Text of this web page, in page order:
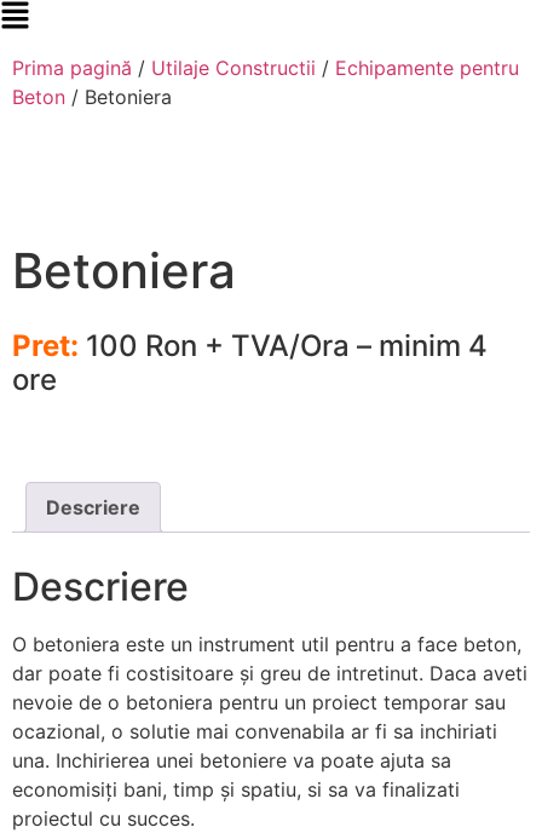
Prima pagină / Utilaje Constructii / Echipamente pentru
Beton / Betoniera
Betoniera
Pret: 100 Ron + TVA/Ora – minim 4
ore
Descriere
Descriere
O betoniera este un instrument util pentru a face beton,
dar poate fi costisitoare și greu de intretinut. Daca aveti
nevoie de o betoniera pentru un proiect temporar sau
ocazional, o solutie mai convenabila ar fi sa inchiriati
una. Inchirierea unei betoniere va poate ajuta sa
economisiți bani, timp și spatiu, si sa va finalizati
proiectul cu succes.